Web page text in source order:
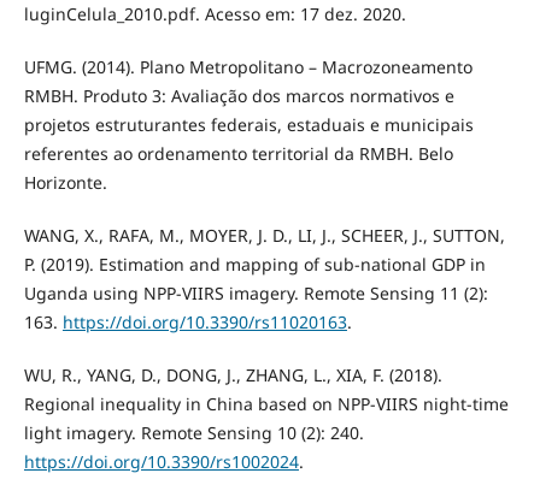
luginCelula_2010.pdf. Acesso em: 17 dez. 2020.
UFMG. (2014). Plano Metropolitano – Macrozoneamento
RMBH. Produto 3: Avaliação dos marcos normativos e
projetos estruturantes federais, estaduais e municipais
referentes ao ordenamento territorial da RMBH. Belo
Horizonte.
WANG, X., RAFA, M., MOYER, J. D., LI, J., SCHEER, J., SUTTON,
P. (2019). Estimation and mapping of sub-national GDP in
Uganda using NPP-VIIRS imagery. Remote Sensing 11 (2):
163. https://doi.org/10.3390/rs11020163.
WU, R., YANG, D., DONG, J., ZHANG, L., XIA, F. (2018).
Regional inequality in China based on NPP-VIIRS night-time
light imagery. Remote Sensing 10 (2): 240.
https://doi.org/10.3390/rs1002024.